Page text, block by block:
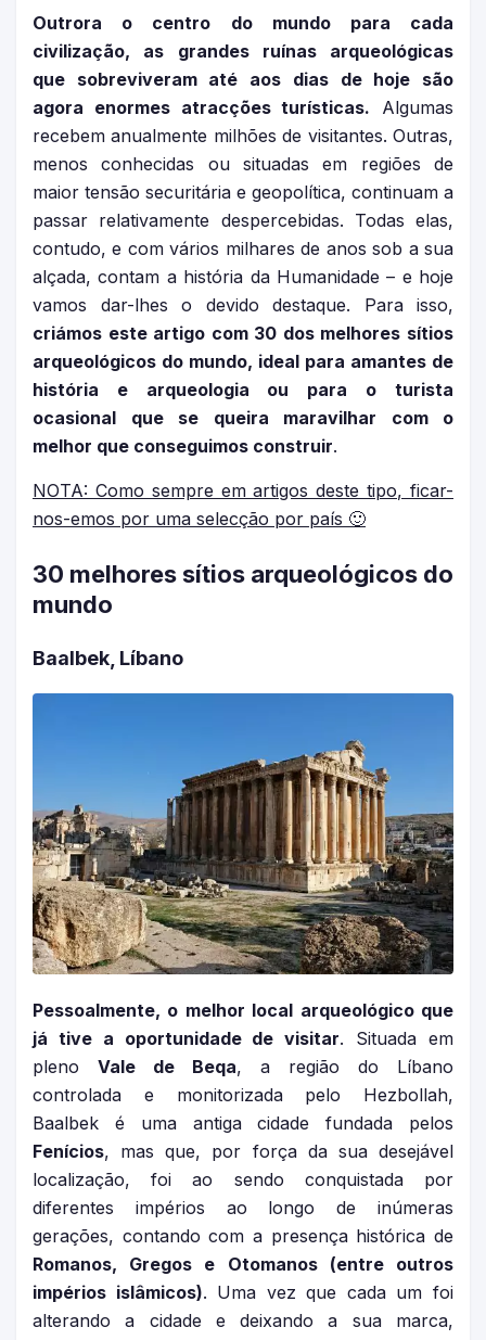
Outrora o centro do mundo para cada
civilização, as grandes ruínas arqueológicas
que sobreviveram até aos dias de hoje são
agora enormes atracções turísticas. Algumas
recebem anualmente milhões de visitantes. Outras,
menos conhecidas ou situadas em regiões de
maior tensão securitária e geopolítica, continuam a
passar relativamente despercebidas. Todas elas,
contudo, e com vários milhares de anos sob a sua
alçada, contam a história da Humanidade – e hoje
vamos dar-lhes o devido destaque. Para isso,
criámos este artigo com 30 dos melhores sítios
arqueológicos do mundo, ideal para amantes de
história e arqueologia ou para o turista
ocasional que se queira maravilhar com o
melhor que conseguimos construir.
NOTA: Como sempre em artigos deste tipo, ficar-
nos-emos por uma selecção por país 🙂
30 melhores sítios arqueológicos do
mundo
Baalbek, Líbano
Pessoalmente, o melhor local arqueológico que
já tive a oportunidade de visitar. Situada em
pleno Vale de Beqa, a região do Líbano
controlada e monitorizada pelo Hezbollah,
Baalbek é uma antiga cidade fundada pelos
Fenícios, mas que, por força da sua desejável
localização, foi ao sendo conquistada por
diferentes impérios ao longo de inúmeras
gerações, contando com a presença histórica de
Romanos, Gregos e Otomanos (entre outros
impérios islâmicos). Uma vez que cada um foi
alterando a cidade e deixando a sua marca,